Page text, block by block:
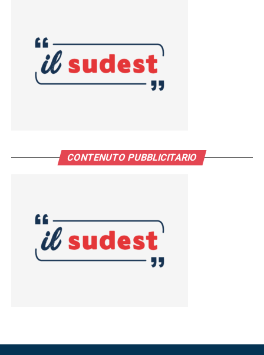
CONTENUTO PUBBLICITARIO